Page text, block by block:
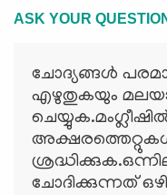
ASK YOUR
ചോദ്യങ്ങള്‍
എഴുതുകയും
ചോദിക്കുന്നത്